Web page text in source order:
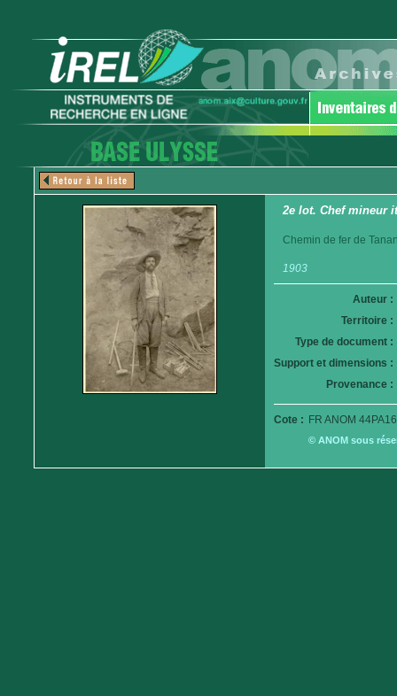
2e lot. Chef mineur
Chemin de fer de
1903
Auteur :
Territoire :
Type de document :
Support et dimensions :
Provenance :
Cote : FR ANOM
© ANOM sous